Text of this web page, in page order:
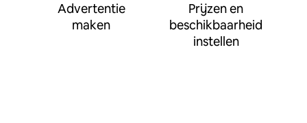
Advertentie
maken
Prijzen en
beschikbaarheid
instellen